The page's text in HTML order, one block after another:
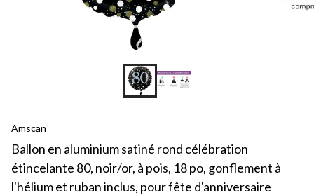
Amscan
Ballon en aluminium satiné rond célébration
étincelante 80, noir/or, à pois, 18 po, gonflement à
l'hélium et ruban inclus, pour fête d'anniversaire